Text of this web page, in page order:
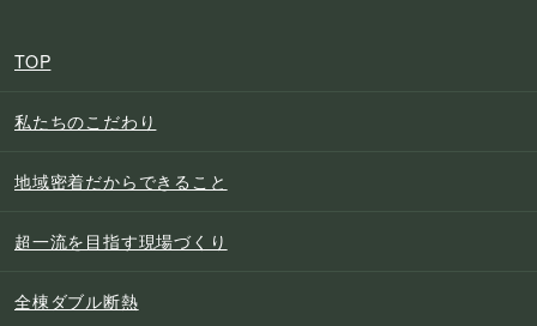
TOP
私たちのこだわり
地域密着だからできること
超一流を目指す現場づくり
全棟ダブル断熱